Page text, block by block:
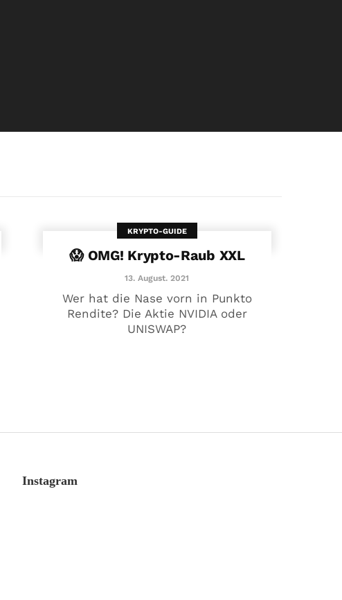
KRYPTO-GUIDE
😱 OMG! Krypto-Raub XXL
13. August. 2021
Wer hat die Nase vorn in Punkto
Rendite? Die Aktie NVIDIA oder
UNISWAP?
Instagram